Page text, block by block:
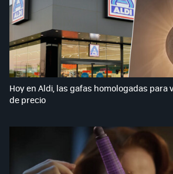
Hoy en Aldi, las gafas homologadas para
de precio